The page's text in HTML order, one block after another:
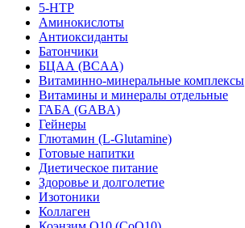
5-HTP
Аминокислоты
Антиоксиданты
Батончики
БЦАА (BCAA)
Витаминно-минеральные комплексы
Витамины и минералы отдельные
ГАБА (GABA)
Гейнеры
Глютамин (L-Glutamine)
Готовые напитки
Диетическое питание
Здоровье и долголетие
Изотоники
Коллаген